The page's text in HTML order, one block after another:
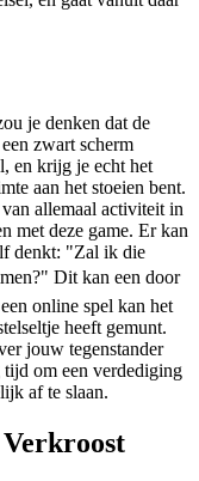
je denken dat de
zwart scherm
en krijg je echt het
aan het stoeien bent.
allemaal activiteit in
met deze game. Er kan
denkt: "Zal ik die
Dit kan een door
online spel kan het
heeft gemunt.
jouw tegenstander
om een verdediging
af te slaan.